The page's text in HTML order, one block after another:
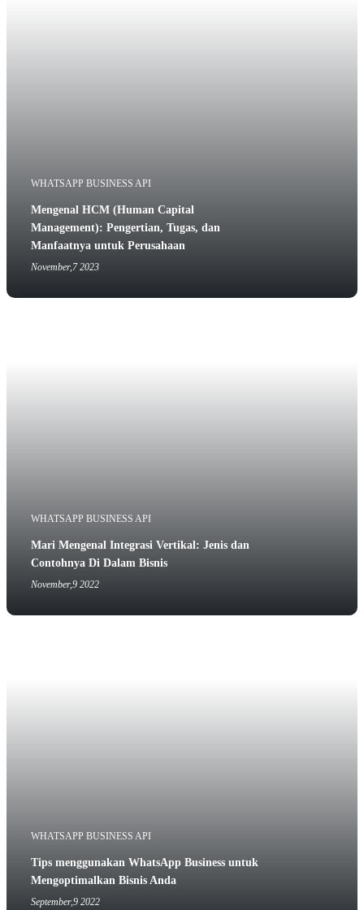
WHATSAPP BUSINESS API
Mengenal HCM (Human Capital
Management): Pengertian, Tugas, dan
Manfaatnya untuk Perusahaan
November,7 2023
WHATSAPP BUSINESS API
Mari Mengenal Integrasi Vertikal: Jenis dan
Contohnya Di Dalam Bisnis
November,9 2022
WHATSAPP BUSINESS API
Tips menggunakan WhatsApp Business untuk
Mengoptimalkan Bisnis Anda
September,9 2022